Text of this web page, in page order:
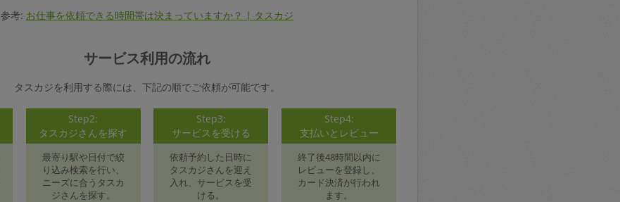
参考: お仕事を依頼できる時間帯は決まっていますか？ | タスカジ
サービス利用の流れ
タスカジを利用する際には、下記の順でご依頼が可能です。
Step2:
タスカジさんを探す
最寄り駅や日付で絞
り込み検索を行い、
ニーズに合うタスカ
ジさんを探す。
Step3:
サービスを受ける
依頼予約した日時に
タスカジさんを迎え
入れ、サービスを受
ける。
Step4:
支払いとレビュー
終了後48時間以内に
レビューを登録し、
カード決済が行われ
ます。